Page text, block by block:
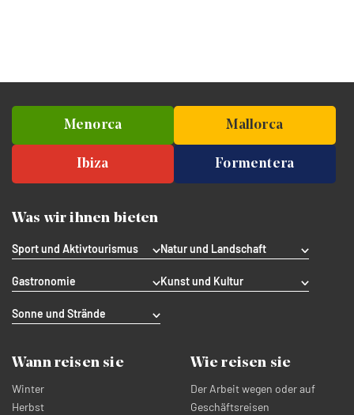
Menorca Mallorca
Ibiza Formentera
Was wir ihnen bieten
Sport und Aktivtourismus Natur und Landschaft
Gastronomie Kunst und Kultur
Sonne und Strände
Wann reisen sie
Winter
Herbst
Wie reisen sie
Der Arbeit wegen oder auf
Geschäftsreisen